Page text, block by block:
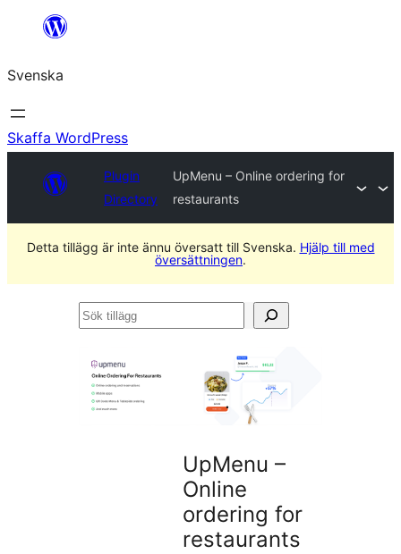
Hoppa
innehåll
Svenska
Skaffa WordPress
Plugin
Directory
UpMenu – Online ordering for
restaurants
Detta tillägg är inte ännu översatt till Svenska. Hjälp till med
översättningen.
Sök
UpMenu –
Online
ordering for
restaurants